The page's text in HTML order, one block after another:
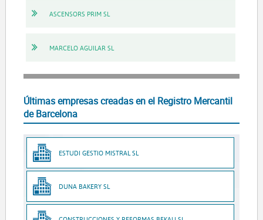
ASCENSORS PRIM SL
MARCELO AGUILAR SL
Últimas empresas creadas en el Registro Mercantil
de Barcelona
ESTUDI GESTIO MISTRAL SL
DUNA BAKERY SL